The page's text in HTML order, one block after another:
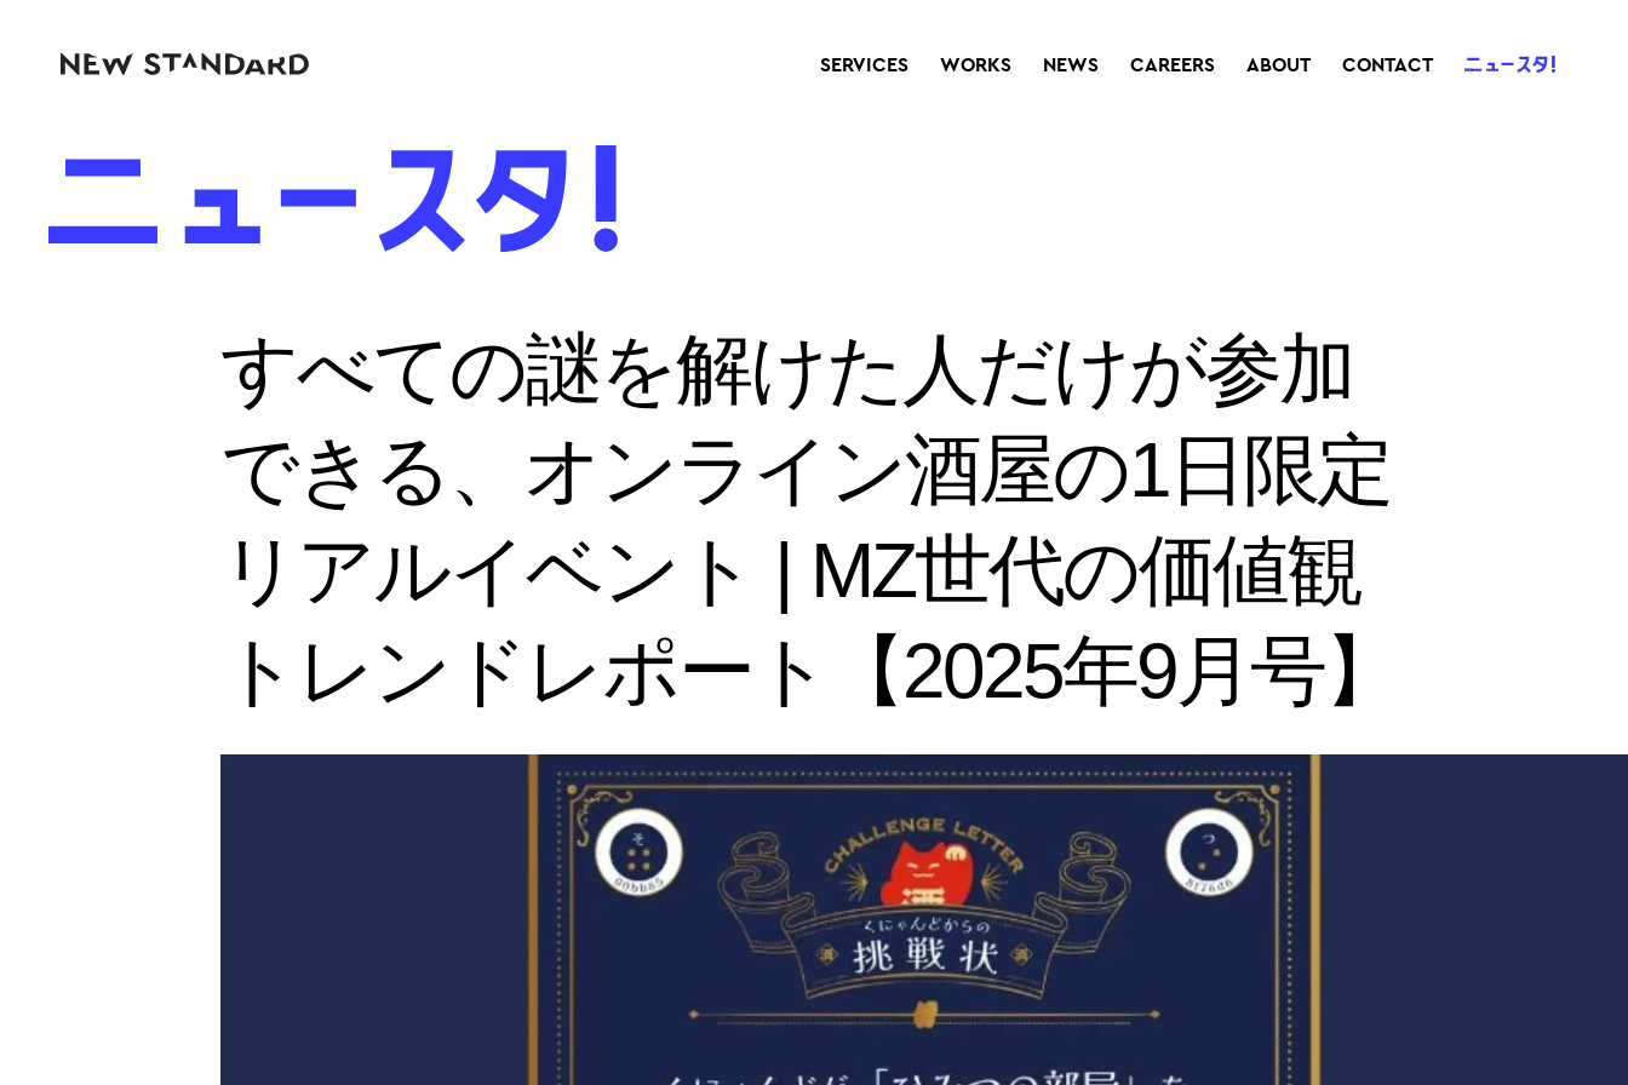
SERVICES WORKS NEWS CAREERS ABOUT CONTACT
すべての謎を解けた人だけが参加
できる、オンライン酒屋の1日限定
リアルイベント | MZ世代の価値観
トレンドレポート【2025年9月号】